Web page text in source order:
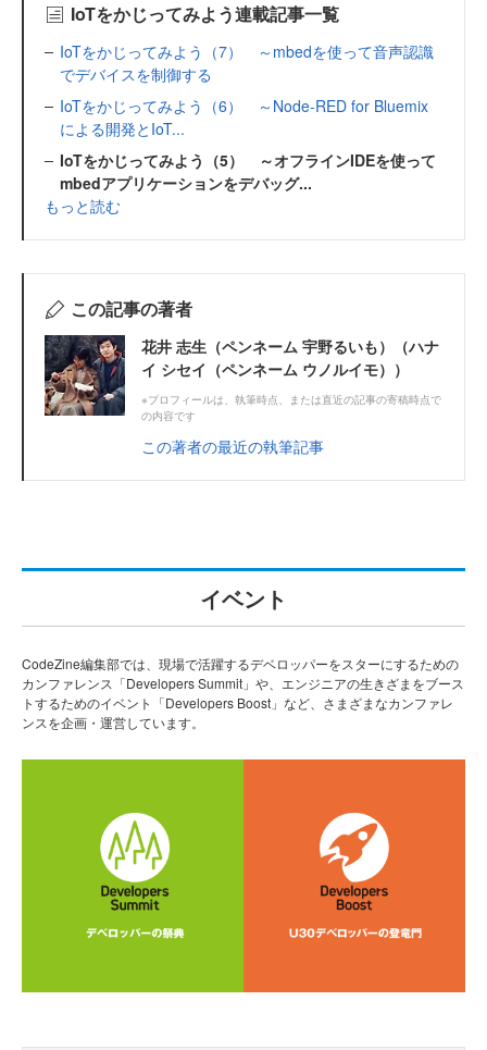
IoTをかじってみよう連載記事一覧
IoTをかじってみよう（7） ～mbedを使って音声認識
でデバイスを制御する
IoTをかじってみよう（6） ～Node-RED for Bluemix
による開発とIoT...
IoTをかじってみよう（5） ～オフラインIDEを使って
mbedアプリケーションをデバッグ...
もっと読む
この記事の著者
花井 志生（ペンネーム 宇野るいも）（ハナ
イ シセイ（ペンネーム ウノルイモ））
※プロフィールは、執筆時点、または直近の記事の寄稿時点で
の内容です
この著者の最近の執筆記事
イベント
CodeZine編集部では、現場で活躍するデベロッパーをスターにするための
カンファレンス「Developers Summit」や、エンジニアの生きざまをブース
トするためのイベント「Developers Boost」など、さまざまなカンファレ
ンスを企画・運営しています。